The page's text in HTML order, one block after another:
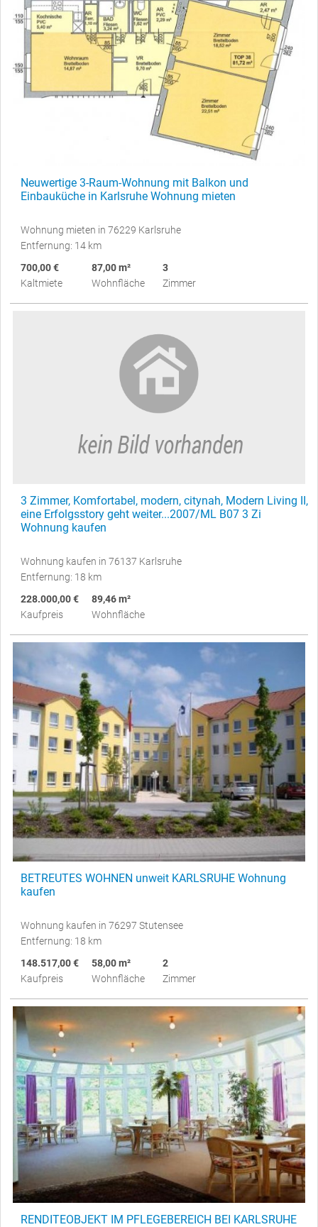
Neuwertige 3-Raum-Wohnung mit Balkon und
Einbauküche in Karlsruhe Wohnung mieten
Wohnung mieten in 76229 Karlsruhe
Entfernung: 14 km
700,00 €
Kaltmiete
87,00 m²
Wohnfläche
3
Zimmer
3 Zimmer, Komfortabel, modern, citynah, Modern Living II,
eine Erfolgsstory geht weiter...2007/ML B07 3 Zi
Wohnung kaufen
Wohnung kaufen in 76137 Karlsruhe
Entfernung: 18 km
228.000,00 €
Kaufpreis
89,46 m²
Wohnfläche
BETREUTES WOHNEN unweit KARLSRUHE Wohnung
kaufen
Wohnung kaufen in 76297 Stutensee
Entfernung: 18 km
148.517,00 €
Kaufpreis
58,00 m²
Wohnfläche
2
Zimmer
RENDITEOBJEKT IM PFLEGEBEREICH BEI KARLSRUHE